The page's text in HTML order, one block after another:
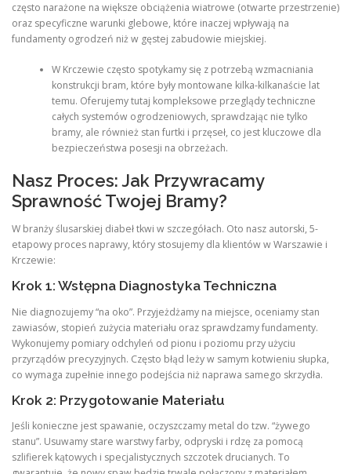
często narażone na większe obciążenia wiatrowe (otwarte przestrzenie)
oraz specyficzne warunki glebowe, które inaczej wpływają na
fundamenty ogrodzeń niż w gęstej zabudowie miejskiej.
W Krczewie często spotykamy się z potrzebą wzmacniania
konstrukcji bram, które były montowane kilka-kilkanaście lat
temu. Oferujemy tutaj kompleksowe przeglądy techniczne
całych systemów ogrodzeniowych, sprawdzając nie tylko
bramy, ale również stan furtki i przęseł, co jest kluczowe dla
bezpieczeństwa posesji na obrzeżach.
Nasz Proces: Jak Przywracamy
Sprawność Twojej Bramy?
W branży ślusarskiej diabeł tkwi w szczegółach. Oto nasz autorski, 5-
etapowy proces naprawy, który stosujemy dla klientów w Warszawie i
Krczewie:
Krok 1: Wstępna Diagnostyka Techniczna
Nie diagnozujemy “na oko”. Przyjeżdżamy na miejsce, oceniamy stan
zawiasów, stopień zużycia materiału oraz sprawdzamy fundamenty.
Wykonujemy pomiary odchyleń od pionu i poziomu przy użyciu
przyrządów precyzyjnych. Często błąd leży w samym kotwieniu słupka,
co wymaga zupełnie innego podejścia niż naprawa samego skrzydła.
Krok 2: Przygotowanie Materiału
Jeśli konieczne jest spawanie, oczyszczamy metal do tzw. “żywego
stanu”. Usuwamy stare warstwy farby, odpryski i rdzę za pomocą
szlifierek kątowych i specjalistycznych szczotek drucianych. To